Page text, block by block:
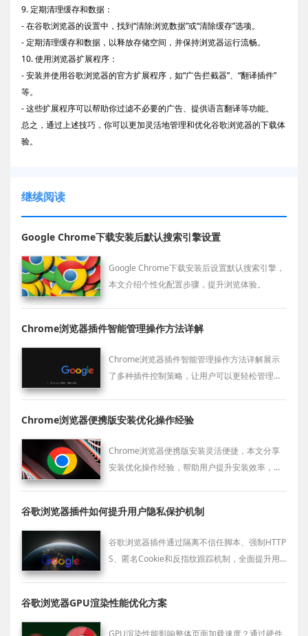
9. 定期清理缓存和数据：
- 在谷歌浏览器的设置中，找到“清除浏览数据”或“清除缓存”选项。
- 定期清理缓存和数据，以释放存储空间，并保持浏览器运行流畅。
10. 使用浏览器扩展程序：
- 安装并使用谷歌浏览器的官方扩展程序，如“广告拦截器”、“翻译插件”
等。
- 这些扩展程序可以帮助你过滤不必要的广告、提供语言翻译等功能。
总之，通过上述技巧，你可以更加灵活地管理和优化谷歌浏览器的下载体
验。
继续阅读
Google Chrome下载安装后默认搜索引擎设置
Google Chrome下载安装后设置默认搜索引擎，
本文介绍个性化配置步骤，提升浏览体验。
Chrome浏览器插件智能管理操作方法详解
Chrome浏览器插件智能管理操作方法详解展示
了多种插件控制策略，让用户可以更轻松管理扩
Chrome浏览器便携版安装优化操作经验
Chrome浏览器便携版安装灵活便捷，本文分享
安装优化操作经验，帮助用户提升安装效率，保
谷歌浏览器插件如何提升用户隐私保护机制
谷歌浏览器插件通过隔离不信任脚本、强制HTTP
S、匿名Cookie和反指纹跟踪机制，全面提升用
谷歌浏览器GPU渲染性能优化方案